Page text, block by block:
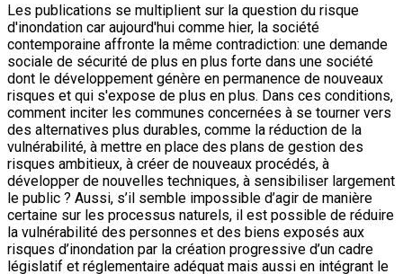
Les publications se multiplient sur la question du risque
d'inondation car aujourd'hui comme hier, la société
contemporaine affronte la même contradiction: une demande
sociale de sécurité de plus en plus forte dans une société
dont le développement génère en permanence de nouveaux
risques et qui s'expose de plus en plus. Dans ces conditions,
comment inciter les communes concernées à se tourner vers
des alternatives plus durables, comme la réduction de la
vulnérabilité, à mettre en place des plans de gestion des
risques ambitieux, à créer de nouveaux procédés, à
développer de nouvelles techniques, à sensibiliser largement
le public ? Aussi, s’il semble impossible d’agir de manière
certaine sur les processus naturels, il est possible de réduire
la vulnérabilité des personnes et des biens exposés aux
risques d’inondation par la création progressive d’un cadre
législatif et réglementaire adéquat mais aussi en intégrant le